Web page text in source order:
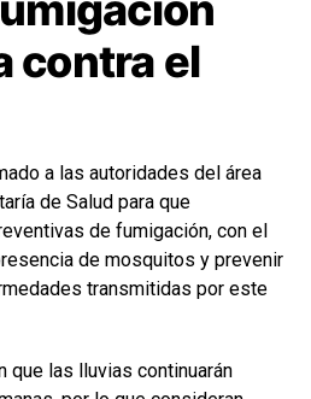
contra el
a las autoridades del área
de Salud para que
de fumigación, con el
de mosquitos y prevenir
transmitidas por este
que las lluvias continuarán